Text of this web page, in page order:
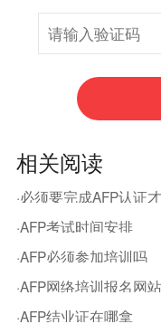
相关阅读
·必须要完成AFP认证
·AFP考试时间安排
·AFP必须参加培训吗
·AFP网络培训报名网站
·AFP结业证在哪拿